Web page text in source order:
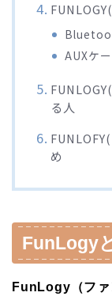
AUXケ
る人
め
FunLogy
FunLogy（ファ